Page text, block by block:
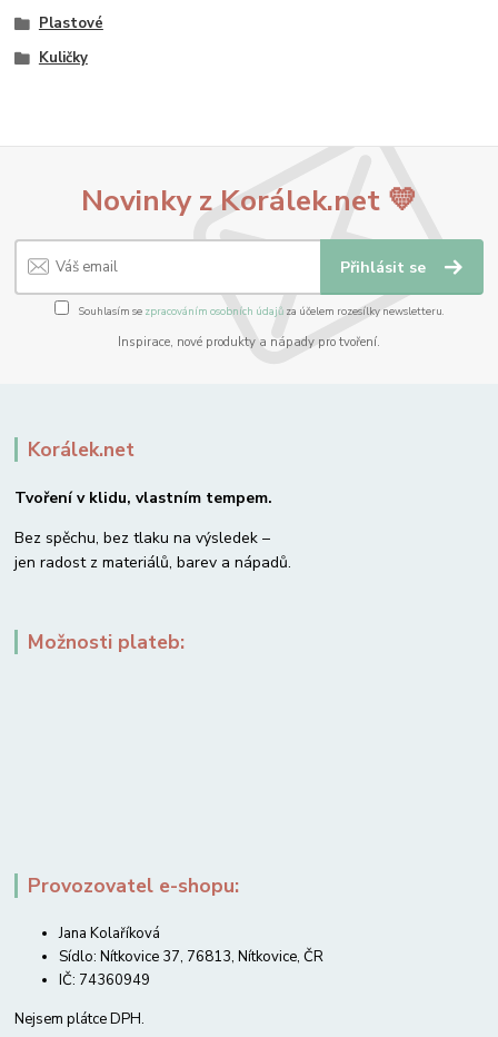
Plastové
Kuličky
Novinky z Korálek.net 💛
Přihlásit se
Souhlasím se zpracováním osobních údajůza účelem rozesílky newsletteru.
Inspirace, nové produkty a nápady pro tvoření.
Korálek.net
Tvoření v klidu, vlastním tempem.
Bez spěchu, bez tlaku na výsledek –
jen radost z materiálů, barev a nápadů.
Možnosti plateb:
Provozovatel e-shopu:
Jana Kolaříková
Sídlo: Nítkovice 37, 76813, Nítkovice, ČR
IČ: 74360949
Nejsem plátce DPH.